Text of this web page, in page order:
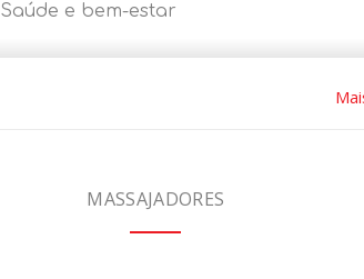
Saúde e bem-estar
MASSAJADORES